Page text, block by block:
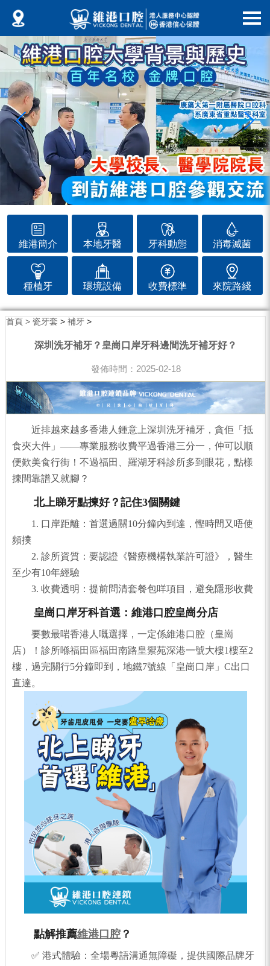
維港簡介 本地牙醫 牙科動態 消毒滅菌
種植牙 環境設備 收費標準 來院路綫
首頁 > 瓷牙套 > 補牙>
深圳洗牙補牙？皇崗口岸牙科邊間洗牙補牙好？
發佈時間：2025-02-18
近排越來越多香港人鍾意上深圳洗牙補牙，貪佢「抵
食夾大件」——專業服務收費平過香港三分一，仲可以順
便歎美食行街！不過福田、羅湖牙科診所多到眼花，點樣
揀間靠譜又就腳？
北上睇牙點揀好？記住3個關鍵
1. 口岸距離：首選過關10分鐘內到達，慳時間又唔使
頻撲
2. 診所資質：要認證《醫療機構執業許可證》，醫生
至少有10年經驗
3. 收費透明：提前問清套餐包咩項目，避免隱形收費
皇崗口岸牙科首選：維港口腔皇崗分店
要數最啱香港人嘅選擇，一定係維港口腔（皇崗
店）！診所喺福田區福田南路皇禦苑深港一號大樓1樓至2
樓，過完關行5分鐘即到，地鐵7號線「皇崗口岸」C出口
直達。
點解推薦維港口腔？
✅ 港式體驗：全場粵語溝通無障礙，提供國際品牌牙